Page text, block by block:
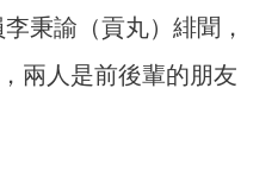
秉諭（貢丸）緋聞，
兩人是前後輩的朋友